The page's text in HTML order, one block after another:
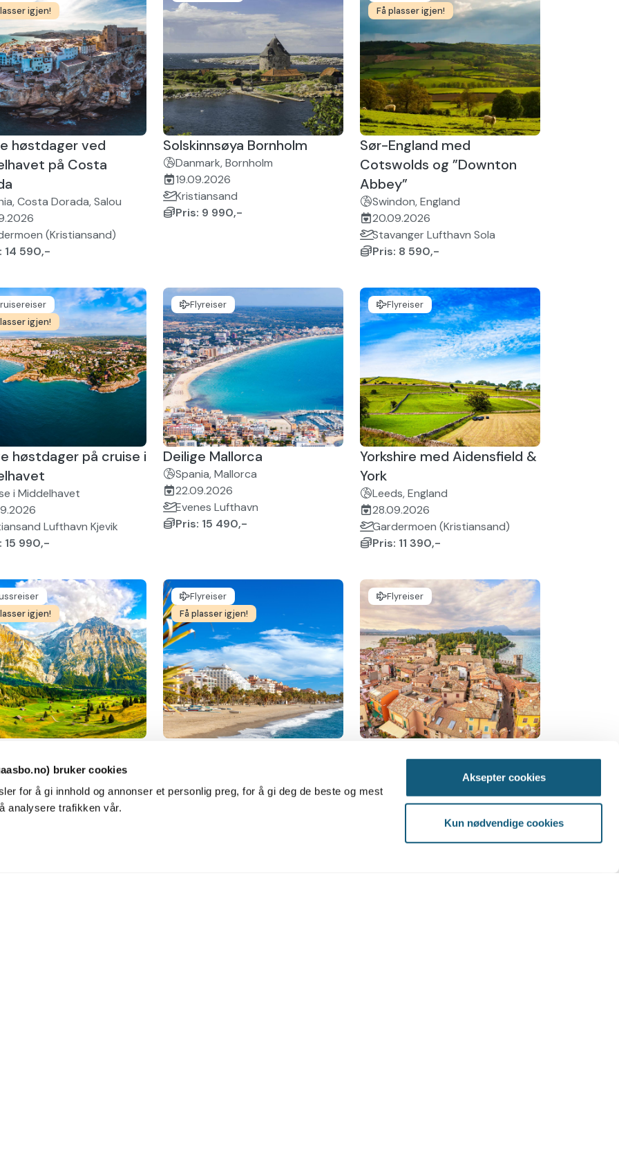
bruker cookies
for å gi innhold og annonser et personlig preg, for å gi deg de beste og mest
analysere trafikken vår.
Aksepter cookies
Kun nødvendige cookies
igjen!
høstdager ved
på Costa
Costa Dorada, Salou
(Kristiansand)
14 590,-
Solskinnsøya Bornholm
Danmark, Bornholm
19.09.2026
Kristiansand
Pris: 9 990,-
Få plasser igjen!
Sør-England med
Cotswolds og ”Downton
Abbey”
Swindon, England
20.09.2026
Stavanger Lufthavn Sola
Pris: 8 590,-
igjen!
høstdager på cruise i
i Middelhavet
Lufthavn Kjevik
15 990,-
Flyreiser
Deilige Mallorca
Spania, Mallorca
22.09.2026
Evenes Lufthavn
Pris: 15 490,-
Flyreiser
Yorkshire med Aidensfield &
York
Leeds, England
28.09.2026
Gardermoen (Kristiansand)
Pris: 11 390,-
igjen!
Bodensjøen
Schnelldorf, Glarus,
Flyreiser
Få plasser igjen!
Spania, Almunecar
30.09.2026
Flyreiser
Italia, Gardasjøen, Peschiera
30.09.2026
Torp (Kristiansand)